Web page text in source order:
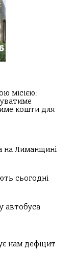
місією:
кошти для
на Лиманщині
сьогодні
автобуса
нам дефіцит